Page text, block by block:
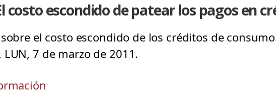
costo escondido de patear los pagos en
el costo escondido de los créditos de
LUN, 7 de marzo de 2011.